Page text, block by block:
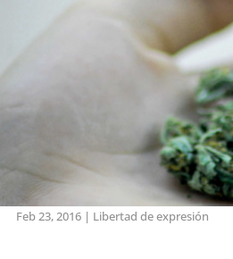
Feb 23, 2016| Libertad de expresión